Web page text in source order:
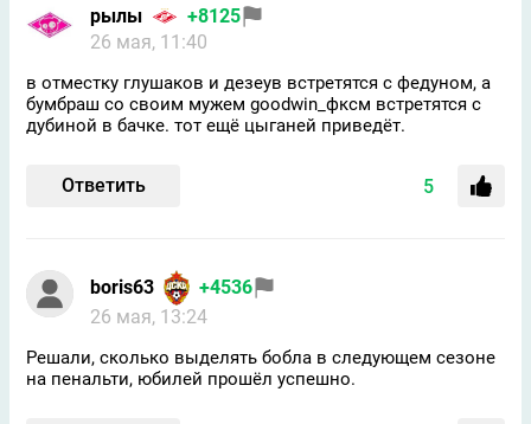
рылы
+8125
26 мая, 11:40
в отместку глушаков и дезеув встретятся с федуном, а
бумбраш со своим мужем goodwin_фксм встретятся с
дубиной в бачке. тот ещё цыганей приведёт.
Ответить 5
boris63
+4536
26 мая, 13:24
Решали, сколько выделять бобла в следующем сезоне
на пенальти, юбилей прошёл успешно.